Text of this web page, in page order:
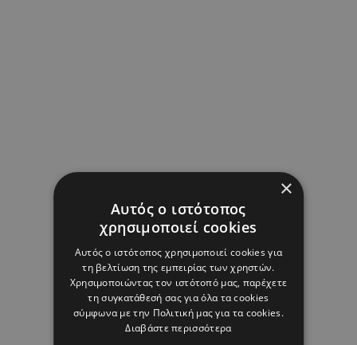
×
Αυτός ο ιστότοπος
χρησιμοποιεί cookies
Αυτός ο ιστότοπος χρησιμοποιεί cookies για
τη βελτίωση της εμπειρίας των χρηστών.
Χρησιμοποιώντας τον ιστότοπό μας, παρέχετε
τη συγκατάθεσή σας για όλα τα cookies
σύμφωνα με την Πολιτική μας για τα cookies.
Διαβάστε περισσότερα